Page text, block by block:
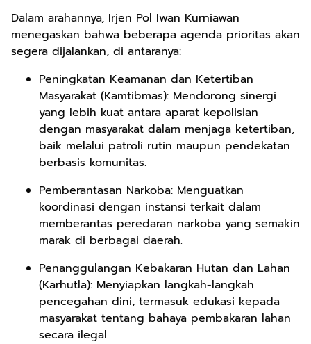
Dalam arahannya, Irjen Pol Iwan Kurniawan
menegaskan bahwa beberapa agenda prioritas akan
segera dijalankan, di antaranya:
Peningkatan Keamanan dan Ketertiban
Masyarakat (Kamtibmas): Mendorong sinergi
yang lebih kuat antara aparat kepolisian
dengan masyarakat dalam menjaga ketertiban,
baik melalui patroli rutin maupun pendekatan
berbasis komunitas.
Pemberantasan Narkoba: Menguatkan
koordinasi dengan instansi terkait dalam
memberantas peredaran narkoba yang semakin
marak di berbagai daerah.
Penanggulangan Kebakaran Hutan dan Lahan
(Karhutla): Menyiapkan langkah-langkah
pencegahan dini, termasuk edukasi kepada
masyarakat tentang bahaya pembakaran lahan
secara ilegal.